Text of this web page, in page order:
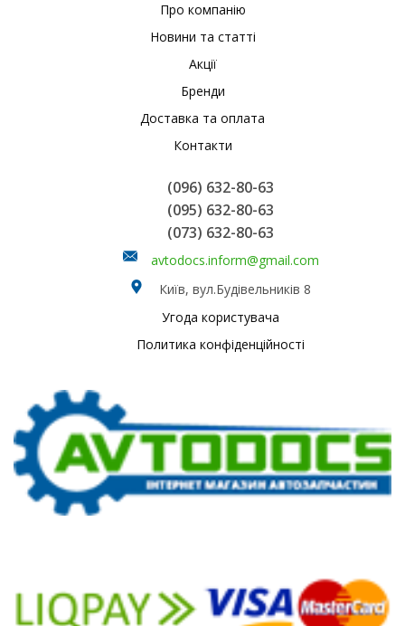
Про компанію
Новини та статті
Акції
Бренди
Доставка та оплата
Контакти
(096) 632-80-63
(095) 632-80-63
(073) 632-80-63
avtodocs.inform@gmail.com
Київ, вул.Будівельників 8
Угода користувача
Политика конфіденційності